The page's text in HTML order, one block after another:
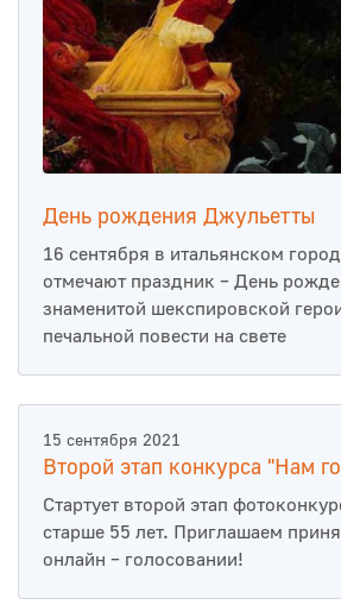
День рождения Джульетты
16 сентября в итальянском
отмечают праздник – День
знаменитой шекспировской
печальной повести на свете
15 сентября 2021
Второй этап конкурса "Нам
Стартует второй этап
старше 55 лет. Приглашаем
онлайн – голосовании!